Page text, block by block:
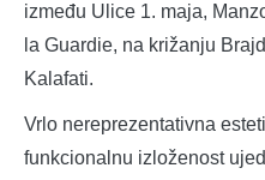
između Ulice 1. maja,
la Guardie, na križanju
Kalafati.
Vrlo nereprezentativna
funkcionalnu izloženost